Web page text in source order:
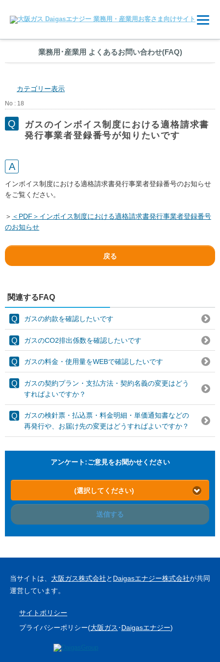
業務用 ･産業用 よくあるお問い合わせ(FAQ)
カテゴリー表示
No : 18
ガスのインボイス制度における適格請求書
発行事業者登録番号が知りたいです
インボイス制度における適格請求書発行事業者登録番号のお知らせ
をご覧ください。
＞ ＜PDF＞インボイス制度における適格請求書発行事業者登録番号
のお知らせ
戻る
関連するFAQ
ガスの約款を確認したいです
ガスのCO2排出係数を確認したいです
ガスの料金・使用量をWEBで確認したいです
ガスの契約プラン・支払方法・契約名義の変更はどう
すればよいですか？
ガスの検針票・払込票・料金明細・単価通知書などの
再発行や、お届け先の変更はどうすればよいですか？
アンケート:ご意見をお聞かせください
(選択してください)
送信する
当サイトは、 大阪ガス株式会社と Daigasエナジー株式会社が共同
運営しています。
サイトポリシー
プライバシーポリシー(大阪ガス ･Daigasエナジー)